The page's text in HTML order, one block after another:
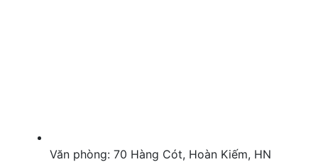
Văn phòng: 70 Hàng Cót, Hoàn Kiếm, HN